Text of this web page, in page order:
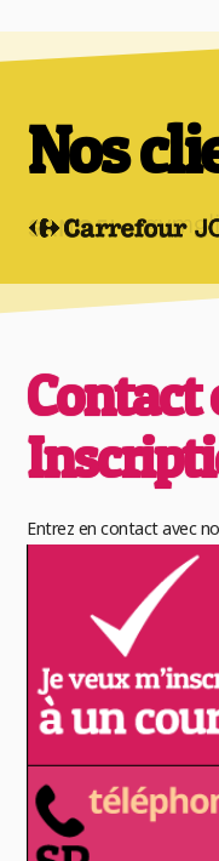
Nos
Contact
Entrez en contact avec